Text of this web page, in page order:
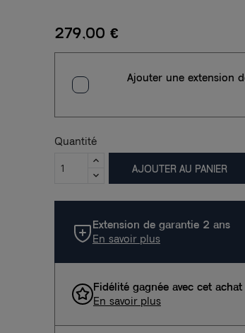
279,00 €
Ajouter une extension
Quantité
AJOUTER AU PANIER
Extension de garantie 2 ans
En savoir plus
Fidélité gagnée avec cet achat
En savoir plus